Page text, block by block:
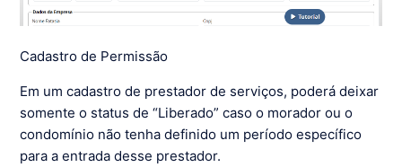
Cadastro de Permissão
Em um cadastro de prestador de serviços, poderá deixar
somente o status de “Liberado” caso o morador ou o
condomínio não tenha definido um período específico
para a entrada desse prestador.